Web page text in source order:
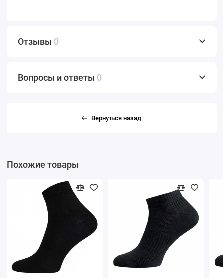
Отзывы 0
Вопросы и ответы 0
Вернуться назад
Похожие товары